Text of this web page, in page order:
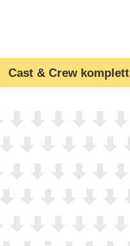
Cast & Crew komplett